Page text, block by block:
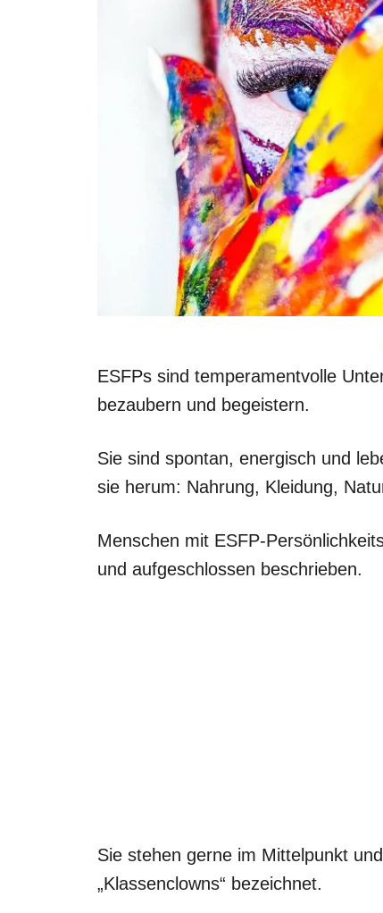
ESFPs sind temperamentvolle
bezaubern und begeistern.
Sie sind spontan, energisch und
sie herum: Nahrung, Kleidung,
Menschen mit ESFP-
und aufgeschlossen beschrieben.
Sie stehen gerne im Mittelpunkt
„Klassenclowns“ bezeichnet.